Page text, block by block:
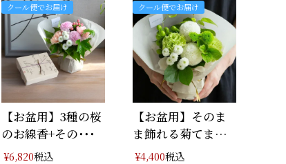
【お盆用】3種の桜
のお線香+その･･･
クール便でお届け
¥6,820税込
【お盆用】そのま
ま飾れる菊てま
り･･･
クール便でお届け
¥4,400税込